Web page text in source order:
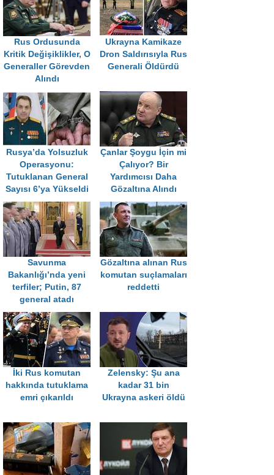
Rus Ordusunda
Kritik Değişiklikler, O
Generaller Görevden
Alındı
Ukrayna Kamikaze
Dron Saldırısıyla Rus
Generali Öldürdü
Rusya’da Yolsuzluk
Operasyonu:
Tutuklanan General
Sayısı 6’ya Yükseldi
Çanlar Şoygu İçin mi
Çalıyor? Bir
Yardımcısı Daha
Gözaltına Alındı
Savunma
Bakanlığı’nda yeni
terfiler; Putin, 87
general atadı
Gözaltına alınan Rus
komutan suçlamaları
reddetti
İki Rus komutan
hakkında tutuklama
emri çıkarıldı
Zelensky: Şu ana
kadar 31 bin
Ukrayna askeri öldü